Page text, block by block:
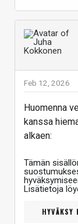
Feb 12, 2026
Huomenna
kanssa
alkaen:
Tämän
Lisätietoja
HYVÄKSY